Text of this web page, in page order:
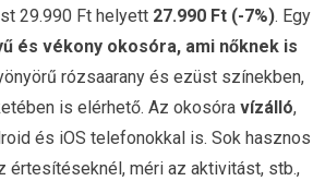
29.990 Ft helyett 27.990 Ft (-7%). Egy
és vékony okosóra, ami nőknek is
rózsaarany és ezüst színekben,
is elérhető. Az okosóra vízálló,
és iOS telefonokkal is. Sok hasznos
értesítéseknél, méri az aktivitást, stb.,